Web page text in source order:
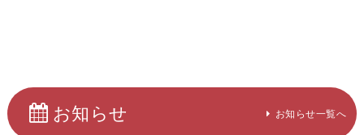
お知らせ お知らせ一覧へ